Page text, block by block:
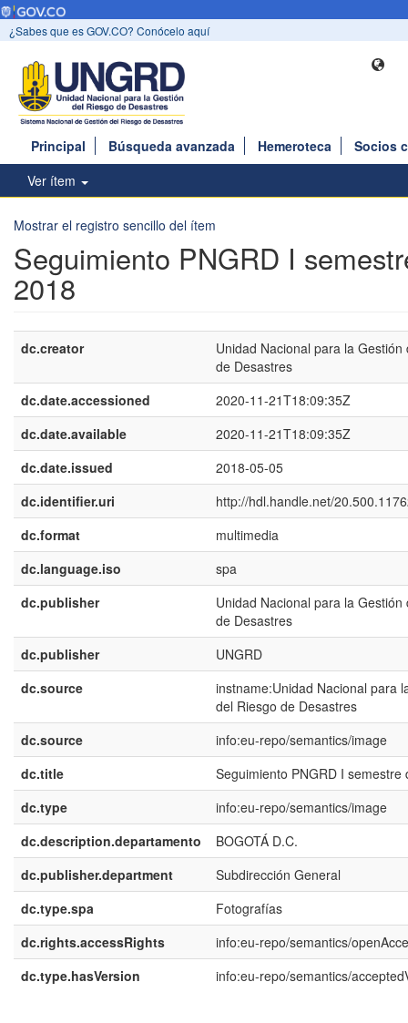
¿Sabes que es GOV.CO? Conócelo aquí
Principal Búsqueda avanzada Hemeroteca
Socios
Ver ítem
Mostrar el registro sencillo del ítem
Seguimiento PNGRD I
2018
dc.creator
Unidad Nacional para la Gestión
de Desastres
dc.date.accessioned
2020-11-21T18:09:35Z
dc.date.available
2020-11-21T18:09:35Z
dc.date.issued
2018-05-05
dc.identifier.uri
http://hdl.handle.net/
dc.format
multimedia
dc.language.iso
spa
dc.publisher
Unidad Nacional para la Gestión
de Desastres
dc.publisher
UNGRD
dc.source
instname:Unidad Nacional para
del Riesgo de Desastres
dc.source
info:eu-repo/semantics/image
dc.title
Seguimiento PNGRD I semestre
dc.type
info:eu-repo/semantics/image
dc.description.departamento
BOGOTÁ D.C.
dc.publisher.department
Subdirección General
dc.type.spa
Fotografías
dc.rights.accessRights
info:eu-repo/semantics/
dc.type.hasVersion
info:eu-repo/semantics/